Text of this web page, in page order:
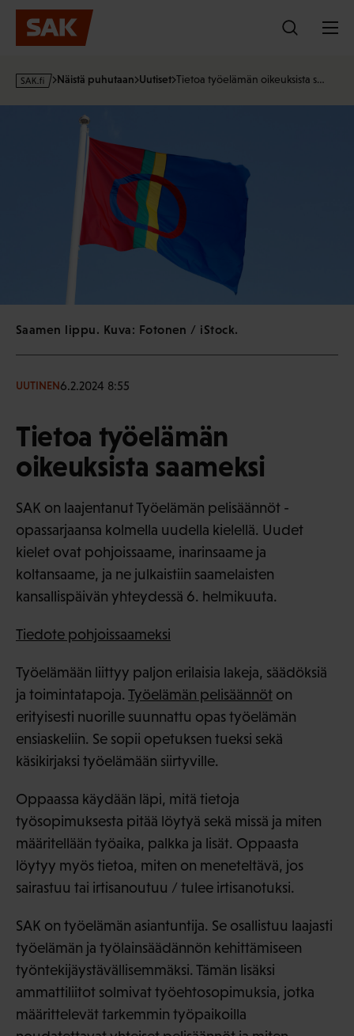
Hyppää
sisältöön
s
Näistä puhutaan Uutiset Tietoa työelämän oikeuksista s…
Saamen lippu. Kuva: Fotonen / iStock.
UUTINEN6.2.2024 8:55
Tietoa työelämän
oikeuksista saameksi
SAK on laajentanut Työelämän pelisäännöt -
opassarjaansa kolmella uudella kielellä. Uudet
kielet ovat pohjoissaame, inarinsaame ja
koltansaame, ja ne julkaistiin saamelaisten
kansallispäivän yhteydessä 6. helmikuuta.
Tiedote pohjoissaameksi
Työelämään liittyy paljon erilaisia lakeja, säädöksiä
ja toimintatapoja. Työelämän pelisäännöt on
erityisesti nuorille suunnattu opas työelämän
ensiaskeliin. Se sopii opetuksen tueksi sekä
käsikirjaksi työelämään siirtyville.
Oppaassa käydään läpi, mitä tietoja
työsopimuksesta pitää löytyä sekä missä ja miten
määritellään työaika, palkka ja lisät. Oppaasta
löytyy myös tietoa, miten on meneteltävä, jos
sairastuu tai irtisanoutuu / tulee irtisanotuksi.
SAK on työelämän asiantuntija. Se osallistuu laajasti
työelämän ja työlainsäädännön kehittämiseen
työntekijäystävällisemmäksi. Tämän lisäksi
ammattiliitot solmivat työehtosopimuksia, jotka
määrittelevät tarkemmin työpaikoilla